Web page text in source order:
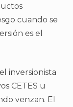
cuando se
es el
inversionista
CETES u
venzan. El